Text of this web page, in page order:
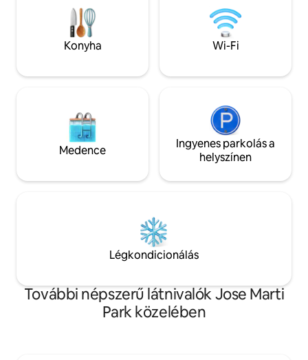
Brightline-tól, a Metromovertől, a
Bayside-tól és a Miami Worldcenter-től.
Kérlek, vedd figyelembe, hogy kötelező
az épület üdülőhelyi díja, amely
határozza meg, nem a házigazda). Csak
éttermekhez,
Kaseya
hajókikötőbe is.
Konyha Wi-Fi
Medence
Ingyenes parkolás a
helyszínen
Légkondicionálás
További népszerű látnivalók Jose Marti
Park közelében